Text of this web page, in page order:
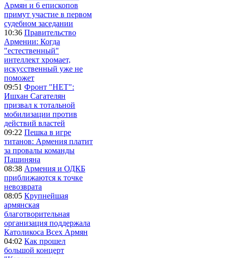
Армян и 6 епископов
примут участие в первом
судебном заседании
10:36 Правительство
Армении: Когда
"естественный"
интеллект хромает,
искусственный уже не
поможет
09:51 Фронт "НЕТ":
Ишхан Сагателян
призвал к тотальной
мобилизации против
действий властей
09:22 Пешка в игре
титанов: Армения платит
за провалы команды
Пашиняна
08:38 Армения и ОДКБ
приближаются к точке
невозврата
08:05 Крупнейшая
армянская
благотворительная
организация поддержала
Католикоса Всех Армян
04:02 Как прошел
большой концерт